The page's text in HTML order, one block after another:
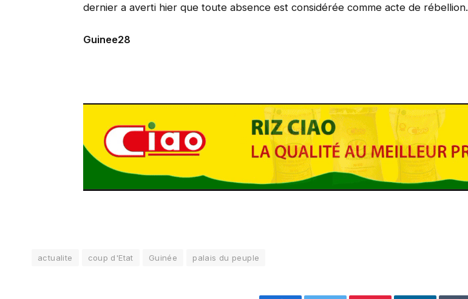
dernier a averti hier que toute absence est considérée comme acte de rébellion.
Guinee28
actualite coup d'Etat Guinée palais du peuple